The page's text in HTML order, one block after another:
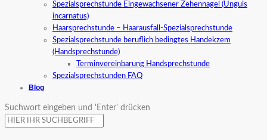
Spezialsprechstunde Eingewachsener Zehennagel (Unguis
incarnatus)
Haarsprechstunde – Haarausfall-Spezialsprechstunde
Spezialsprechstunde beruflich bedingtes Handekzem
(Handsprechstunde)
Terminvereinbarung Handsprechstunde
Spezialsprechstunden FAQ
Blog
Suchwort eingeben und 'Enter' drücken